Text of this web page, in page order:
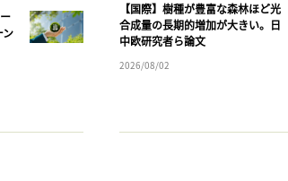
ン
【国際】樹種が豊富な森林ほど光
合成量の長期的増加が大きい。日
中欧研究者ら論文
2026/08/02